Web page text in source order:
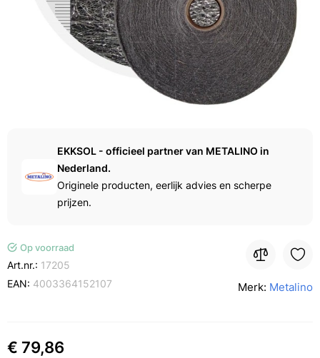
EKKSOL - officieel partner van METALINO in
Nederland.
Originele producten, eerlijk advies en scherpe
prijzen.
Op voorraad
Art.nr.: 17205
EAN: 4003364152107 Merk: Metalino
€ 79,86